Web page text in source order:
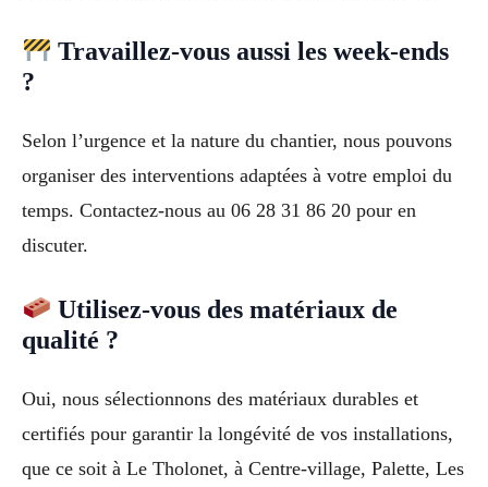
Travaillez-vous aussi les week-ends
?
Selon l’urgence et la nature du chantier, nous pouvons
organiser des interventions adaptées à votre emploi du
temps. Contactez-nous au 06 28 31 86 20 pour en
discuter.
Utilisez-vous des matériaux de
qualité ?
Oui, nous sélectionnons des matériaux durables et
certifiés pour garantir la longévité de vos installations,
que ce soit à Le Tholonet, à Centre-village, Palette, Les